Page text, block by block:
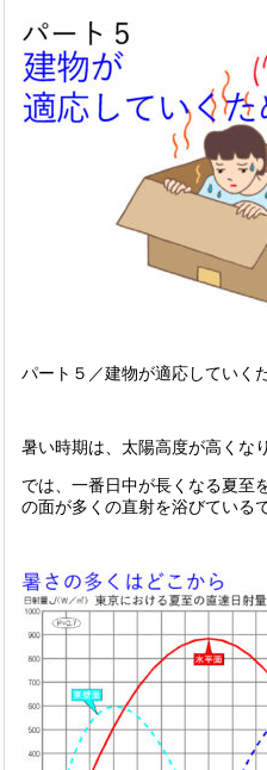
パート５／建物が適応していく
暑い時期は、太陽高度が高くな
では、一番日中が長くなる夏至
の面が多くの直射を浴びている